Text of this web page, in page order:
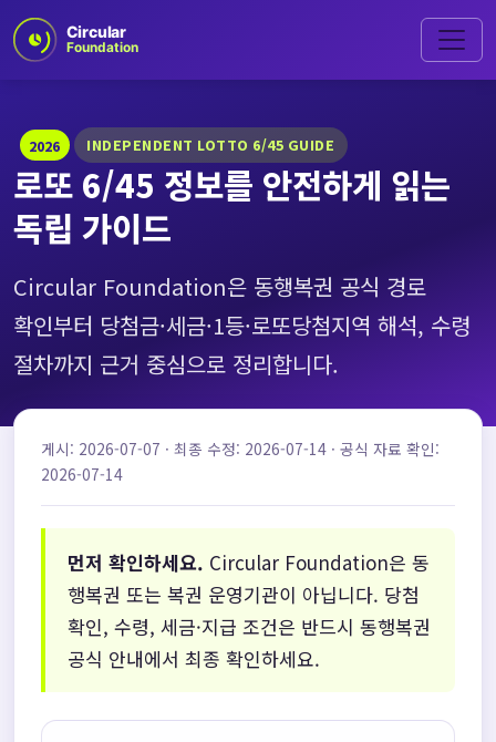
2026 INDEPENDENT LOTTO 6/45 GUIDE
로또 6/45 정보를 안전하게 읽는
독립 가이드
Circular Foundation은 동행복권 공식 경로
확인부터 당첨금·세금·1등·로또당첨지역 해석, 수령
절차까지 근거 중심으로 정리합니다.
게시: 2026-07-07 · 최종 수정: 2026-07-14 · 공식 자료 확인:
2026-07-14
먼저 확인하세요. Circular Foundation은 동
행복권 또는 복권 운영기관이 아닙니다. 당첨
확인, 수령, 세금·지급 조건은 반드시 동행복권
공식 안내에서 최종 확인하세요.